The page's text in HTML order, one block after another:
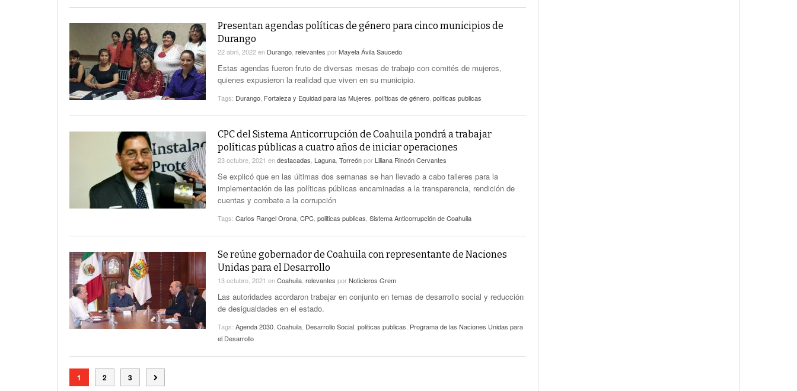
Presentan agendas políticas de género para cinco municipios de
Durango
22 abril, 2022en Durango relevantes porMayela Ávila Saucedo
Estas agendas fueron fruto de diversas mesas de trabajo con comités de mujeres,
quienes expusieron la realidad que viven en su municipio.
Tags: Durango Fortaleza y Equidad para las Mujeres políticas de género politicas publicas
CPC del Sistema Anticorrupción de Coahuila pondrá a trabajar
políticas públicas a cuatro años de iniciar operaciones
23 octubre, 2021 endestacadas Laguna Torreónpor Liliana Rincón Cervantes
Se explicó que en las últimas dos semanas se han llevado a cabo talleres para la
implementación de las políticas públicas encaminadas a la transparencia, rendición de
cuentas y combate a la corrupción
Tags: Carlos Rangel Orona CPC politicas publicas Sistema Anticorrupción de Coahuila
Se reúne gobernador de Coahuila con representante de Naciones
Unidas para el Desarrollo
13 octubre, 2021 enCoahuila relevantes porNoticieros Grem
Las autoridades acordaron trabajar en conjunto en temas de desarrollo social y reducción
de desigualdades en el estado.
Tags: Agenda 2030 Coahuila Desarrollo Social politicas publicas Programa de las Naciones Unidas para
el Desarrollo
1 2 3